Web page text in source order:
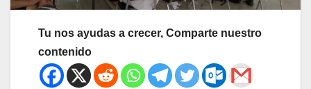
Tu nos ayudas a crecer, Comparte nuestro
contenido